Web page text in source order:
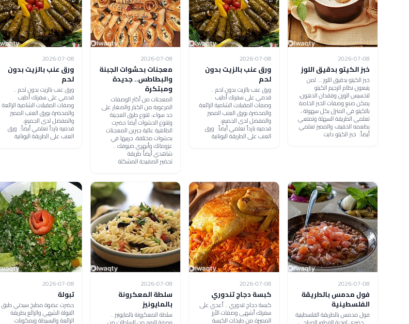
2026-07-08
خبز الكيتو بدقيق اللوز
خبز الكيتو بدقيق اللوز ... لمن
يتبعون نظام الرجيم الكيتو
لتخسيس الوزن وفقدان الدهون،
يمكن صنع وصفات الخبز الخاصة
بالكيتو في المنزل بكل سهولة ،
تعلمي الطريقة السهلة وتمتعي
بطعمه الخفيف والمميز تعلمي
أيضاً: خبز الكيتو دايت
2026-07-08
ورق عنب بالزيت بدون
لحم
ورق عنب بالزيت بدون لحم ..
قدمي على سفرتك أطيب
وصفات المقبلات الشامية الرائعة
والمحضرة بورق العنب المميز
والمفضل لدى الجميع،
قدميه بارداً تعلمي أيضاً: ورق
العنب على الطريقة اليونانية
2026-07-08
معجنات بحشوات الجبنة
والبطاطس.. جديدة
ومبتكرة
المعجنات من أكثر الوصفات
المرغوبة من الكبار والصغار على
حد سواء، تتنوع طرق العجينة
وتتنوع الحشوات أيضا حضرت
الطاهية عالية جبرين المعجنات
بحشوات مختلفة، جربيها في
عزوماتك وأبهري ضيوفك ..
شاهدي أيضاً طريقة
تحضير الصفيحة المشكلة
2026-07-08
ورق عنب بالزيت بدون
لحم
ورق عنب بالزيت بدون لحم ..
قدمي على سفرتك أطيب
وصفات المقبلات الشامية الرائعة
والمحضرة بورق العنب المميز
والمفضل لدى الجميع،
قدميه بارداً تعلمي أيضاً: ورق
العنب على الطريقة اليونانية
2026-07-08
فول مدمس بالطريقة
الفلسطينية
فول مدمس بالطريقة الفلسطينية
2026-07-08
كبسة دجاج تندوري
كبسة دجاج تندوري .. أعدي على
سفرتك أشهى وصفات الأرز
المميزة من طبخات الكبسة
2026-07-08
سلطة المعكرونة
بالمايونيز
سلطة المعكرونة بالمايونيز ..
2026-07-08
تبولة
حضرت عضوة مطبخ سيدتي طبق
التبولة الشهي والرائع بطريقة
الرائعة والبسيطة وبمكونات